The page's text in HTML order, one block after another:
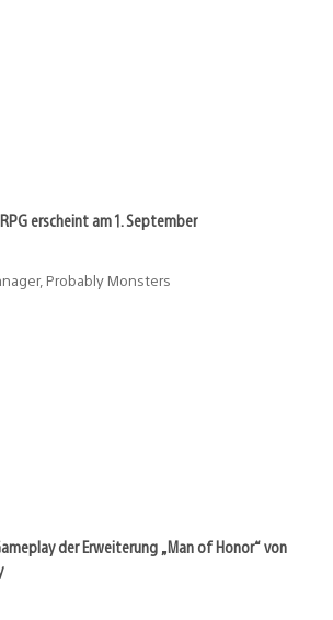
erscheint am 1. September
Probably Monsters
der Erweiterung „Man of Honor“ von